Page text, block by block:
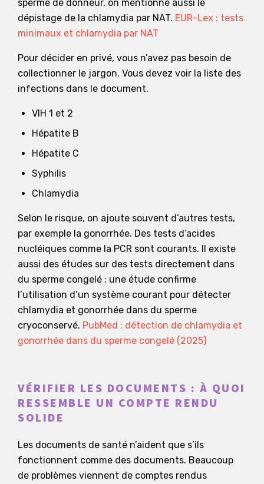
sperme de donneur, on mentionne aussi le
dépistage de la chlamydia par NAT. EUR-Lex : tests
minimaux et chlamydia par NAT
Pour décider en privé, vous n’avez pas besoin de
collectionner le jargon. Vous devez voir la liste des
infections dans le document.
VIH 1 et 2
Hépatite B
Hépatite C
Syphilis
Chlamydia
Selon le risque, on ajoute souvent d’autres tests,
par exemple la gonorrhée. Des tests d’acides
nucléiques comme la PCR sont courants. Il existe
aussi des études sur des tests directement dans
du sperme congelé ; une étude confirme
l’utilisation d’un système courant pour détecter
chlamydia et gonorrhée dans du sperme
cryoconservé. PubMed : détection de chlamydia et
gonorrhée dans du sperme congelé (2025)
VÉRIFIER LES DOCUMENTS : À QUOI
RESSEMBLE UN COMPTE RENDU
SOLIDE
Les documents de santé n’aident que s’ils
fonctionnent comme des documents. Beaucoup
de problèmes viennent de comptes rendus